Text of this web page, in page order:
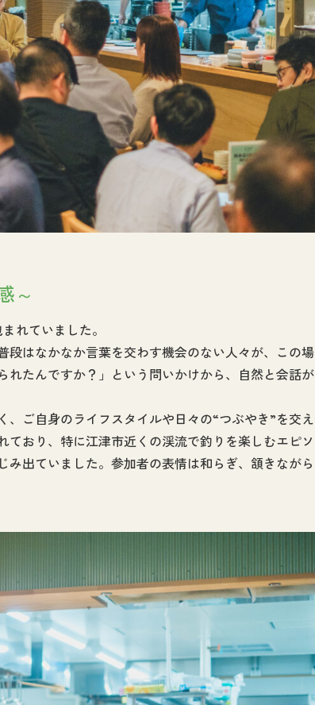
～
れていました。
はなかなか言葉を交わす機会のない人々が、この場
たんですか？」という問いかけから、自然と会話が
ご自身のライフスタイルや日々の“つぶやき”を交え
おり、特に江津市近くの渓流で釣りを楽しむエピソ
出ていました。参加者の表情は和らぎ、頷きながら